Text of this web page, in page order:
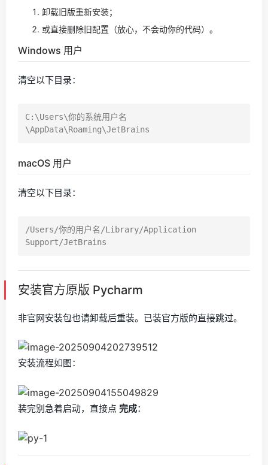
卸载旧版重新安装；
或直接删除旧配置（放心，不会动你的代码）。
Windows 用户
清空以下目录：
C:\Users\你的系统用户名
macOS 用户
清空以下目录：
/Users/你的用户名/Library/Application
安装官方原版 Pycharm
非官网安装包也请卸载后重装。已装官方版的直接跳过。
安装流程如图：
装完别急着启动，直接点 完成：